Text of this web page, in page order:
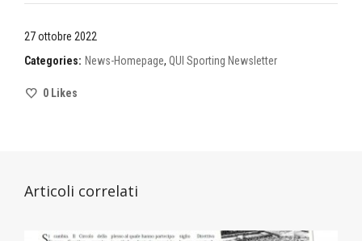
27 ottobre 2022
Categories: News-Homepage, QUI Sporting Newsletter
0 Likes
Articoli correlati